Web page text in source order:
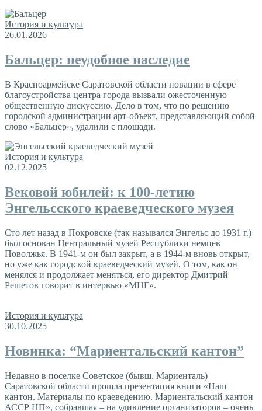
История и культура
26.01.2026
Бальцер: неудобное наследие
В Красноармейске Саратовской области новации в сфере
благоустройства центра города вызвали ожесточенную
общественную дискуссию. Дело в том, что по решению
городской администрации арт-объект, представляющий собой
слово «Бальцер», удалили с площади.
История и культура
02.12.2025
Вековой юбилей: к 100-летию
Энгельсского краеведческого музея
Сто лет назад в Покровске (так назывался Энгельс до 1931 г.)
был основан Центральный музей Республики немцев
Поволжья. В 1941-м он был закрыт, а в 1944-м вновь открыт,
но уже как городской краеведческий музей. О том, как он
менялся и продолжает меняться, его директор Дмитрий
Решетов говорит в интервью «МНГ».
История и культура
30.10.2025
Новинка: “Мариентальский кантон”
Недавно в поселке Советское (бывш. Мариенталь)
Саратовской области прошла презентация книги «Наш
кантон. Материалы по краеведению. Мариентальский кантон
АССР НП», собравшая – на удивление организаторов – очень